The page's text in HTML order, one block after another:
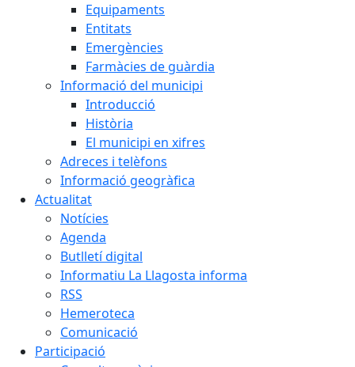
Equipaments
Entitats
Emergències
Farmàcies de guàrdia
Informació del municipi
Introducció
Història
El municipi en xifres
Adreces i telèfons
Informació geogràfica
Actualitat
Notícies
Agenda
Butlletí digital
Informatiu La Llagosta informa
RSS
Hemeroteca
Comunicació
Participació